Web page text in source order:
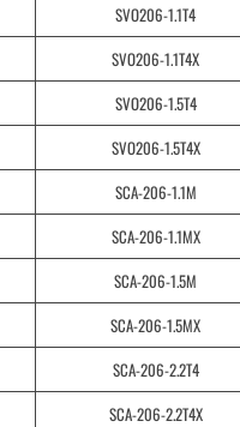
SVO206-1.1T4
SVO206-1.1T4X
SVO206-1.5T4
SVO206-1.5T4X
SCA-206-1.1M
SCA-206-1.1MX
SCA-206-1.5M
SCA-206-1.5MX
SCA-206-2.2T4
SCA-206-2.2T4X